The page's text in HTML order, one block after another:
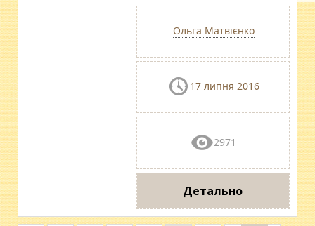
Ольга Матвієнко
17 липня 2016
2971
Детально